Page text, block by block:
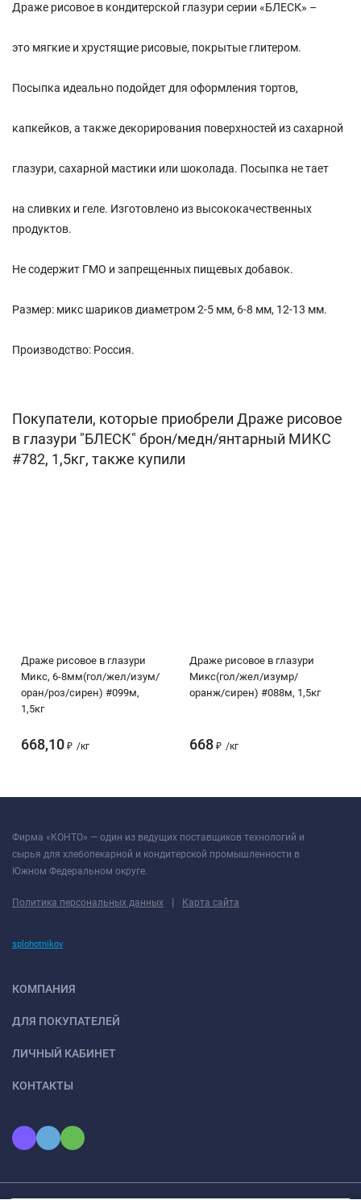
Драже рисовое в кондитерской глазури серии «БЛЕСК» –
это мягкие и хрустящие рисовые, покрытые глитером.
Посыпка идеально подойдет для оформления тортов,
капкейков, а также декорирования поверхностей из сахарной
глазури, сахарной мастики или шоколада. Посыпка не тает
на сливких и геле. Изготовлено из высококачественных
продуктов.
Не содержит ГМО и запрещенных пищевых добавок.
Размер: микс шариков диаметром 2-5 мм, 6-8 мм, 12-13 мм.
Производство: Россия.
Покупатели, которые приобрели Драже рисовое
в глазури "БЛЕСК" брон/медн/янтарный МИКС
#782, 1,5кг, также купили
Драже рисовое в глазури
Микс, 6-8мм(гол/жел/изум/
оран/роз/сирен) #099м,
1,5кг
668,10 ₽ /кг
Драже рисовое в глазури
Микс(гол/жел/изумр/
оранж/сирен) #088м, 1,5кг
668 ₽ /кг
Фирма «КОНТО» — один из ведущих поставщиков технологий и
сырья для хлебопекарной и кондитерской промышленности в
Южном Федеральном округе.
Политика персональных данных | Карта сайта
splohotnikov
КОМПАНИЯ
ДЛЯ ПОКУПАТЕЛЕЙ
ЛИЧНЫЙ КАБИНЕТ
КОНТАКТЫ